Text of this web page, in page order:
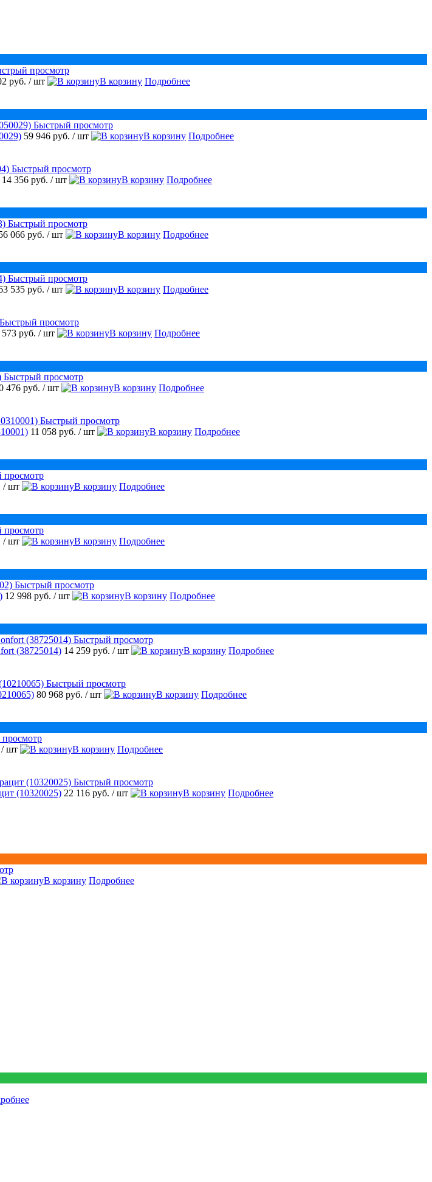
просмотр
руб. / шт В корзину Подробнее
Быстрый просмотр
59 946 руб. / шт В корзину Подробнее
Быстрый просмотр
14 356 руб. / шт В корзину Подробнее
Быстрый просмотр
066 руб. / шт В корзину Подробнее
Быстрый просмотр
535 руб. / шт В корзину Подробнее
Быстрый просмотр
573 руб. / шт В корзину Подробнее
Быстрый просмотр
476 руб. / шт В корзину Подробнее
Быстрый просмотр
11 058 руб. / шт В корзину Подробнее
просмотр
/ шт В корзину Подробнее
просмотр
/ шт В корзину Подробнее
Быстрый просмотр
12 998 руб. / шт В корзину Подробнее
Быстрый просмотр
(38725014) 14 259 руб. / шт В корзину Подробнее
Быстрый просмотр
80 968 руб. / шт В корзину Подробнее
/ шт В корзину Подробнее
Быстрый просмотр
(10320025) 22 116 руб. / шт В корзину Подробнее
В корзину Подробнее